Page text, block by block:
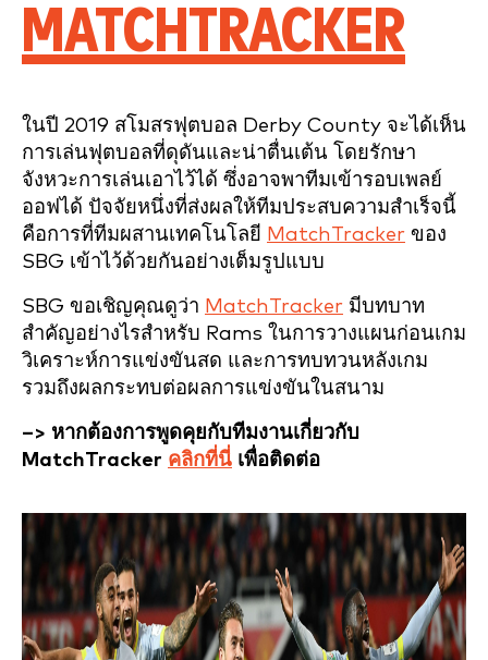
MATCHTRACKER
ในปี 2019 สโมสรฟุตบอล Derby County จะได้เห็น
การเล่นฟุตบอลที่ดุดันและน่าตื่นเต้น โดยรักษา
จังหวะการเล่นเอาไว้ได้ ซึ่งอาจพาทีมเข้ารอบเพลย์
ออฟได้ ปัจจัยหนึ่งที่ส่งผลให้ทีมประสบความสำเร็จนี้
คือการที่ทีมผสานเทคโนโลยี MatchTracker ของ
SBG เข้าไว้ด้วยกันอย่างเต็มรูปแบบ
SBG ขอเชิญคุณดูว่า MatchTracker มีบทบาท
สำคัญอย่างไรสำหรับ Rams ในการวางแผนก่อนเกม
วิเคราะห์การแข่งขันสด และการทบทวนหลังเกม
รวมถึงผลกระทบต่อผลการแข่งขันในสนาม
–> หากต้องการพูดคุยกับทีมงานเกี่ยวกับ
MatchTracker คลิกที่นี่ เพื่อติดต่อ